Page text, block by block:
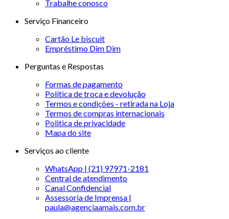
Trabalhe conosco
Serviço Financeiro
Cartão Le biscuit
Empréstimo Dim Dim
Perguntas e Respostas
Formas de pagamento
Política de troca e devolução
Termos e condições - retirada na Loja
Termos de compras internacionais
Politica de privacidade
Mapa do site
Serviços ao cliente
WhatsApp | (21) 97971-2181
Central de atendimento
Canal Confidencial
Assessoria de Imprensa |
paula@agenciaamais.com.br